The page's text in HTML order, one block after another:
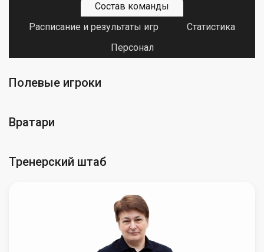
Состав команды
Расписание и результаты игр
Статистика
Персонал
Полевые игроки
Вратари
Тренерский штаб